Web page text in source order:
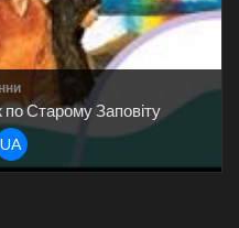
Старому Заповіту
UA